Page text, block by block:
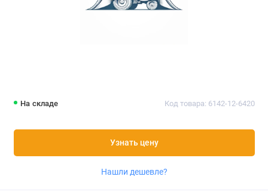
На складе Код товара: 6142-12-6420
Узнать цену
Нашли дешевле?